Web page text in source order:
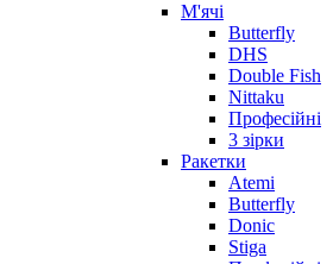
М'ячі
Butterfly
DHS
Double Fish
Nittaku
Професійні
3 зірки
Ракетки
Atemi
Butterfly
Donic
Stiga